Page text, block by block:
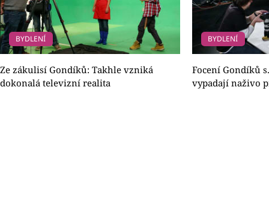
BYDLENÍ
Ze zákulisí Gondíků: Takhle vzniká
dokonalá televizní realita
BYDLENÍ
Focení Gondíků
vypadají naživo